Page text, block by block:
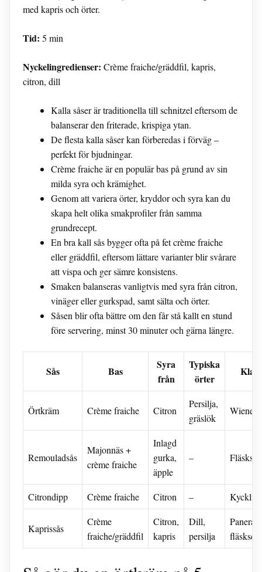
med kapris och örter.
Tid: 5 min
Nyckelingredienser: Crème fraiche/gräddfil, kapris,
citron, dill
Kalla såser är traditionella till schnitzel eftersom de
balanserar den friterade, krispiga ytan.
De flesta kalla såser kan förberedas i förväg –
perfekt för bjudningar.
Crème fraiche är en populär bas på grund av sin
milda syra och krämighet.
Genom att variera örter, kryddor och syra kan du
skapa helt olika smakprofiler från samma
grundrecept.
En bra kall sås bygger ofta på fet crème fraiche
eller gräddfil, eftersom lättare varianter blir svårare
att vispa och ger sämre konsistens.
Smaken balanseras vanligtvis med syra från citron,
vinäger eller gurkspad, samt sälta och örter.
Såsen blir ofta bättre om den får stå kallt en stund
före servering, minst 30 minuter och gärna längre.
Sås Bas
Syra
från
Typiska
örter
Örtkräm Crème fraiche Citron
Persilja,
gräslök
Wiener
Remouladsås
Majonnäs +
crème fraiche
Inlagd
gurka,
äpple
–
Citrondipp Crème fraiche Citron –
Kaprissås
Crème
fraiche/gräddfil
Citron,
kapris
Dill,
persilja
Panerad